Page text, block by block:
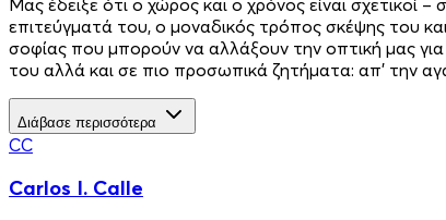
επιτεύγματά του, ο μοναδικός τρόπος σκέψης του
σοφίας που μπορούν να αλλάξουν την οπτική μας
του αλλά και σε πιο προσωπικά ζητήματα: απ’ την
Διάβασε περισσότερα
CC
Carlos I. Calle